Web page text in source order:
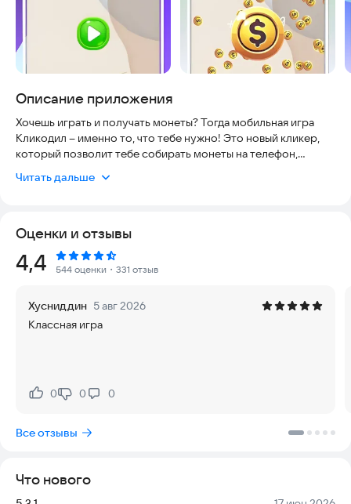
Описание приложения
Хочешь играть и получать монеты? Тогда мобильная игра
Кликодил – именно то, что тебе нужно! Это новый кликер,
который позволит тебе собирать монеты на телефон,
больше монет получаешь!
Наша игра – это бесконечный кликер, где можно тапать и
получать виртуальные монеты.
Чем больше кликов – тем выше награда! Это бесконечный
Почему стоит выбрать именно кликер монет?
Мобильная игра – работает на любом телефоне под Android.
Кликер с накоплением монет на игровой счёт.
Секрет успеха – будь активным, прокачивай аккаунт и
Читать дальше
Оценки и отзывы
Рейтинг:
4,4 544 оценки ・331 отзыв
Хусниддин 5 авг 2026
Классная игра
Нравится:
0Не нравится:
0 0
Все отзывы
Что нового